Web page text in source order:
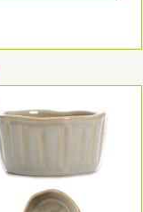
prix
était
prix
est :